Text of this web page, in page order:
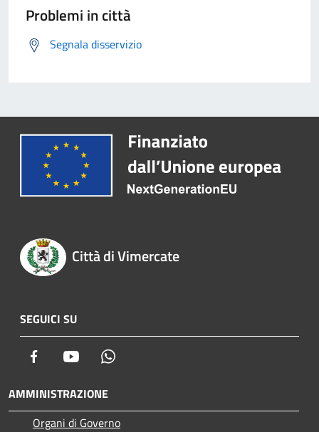
Problemi in città
Segnala disservizio
Città di Vimercate
SEGUICI SU
Facebook Youtube
AMMINISTRAZIONE
Organi di Governo